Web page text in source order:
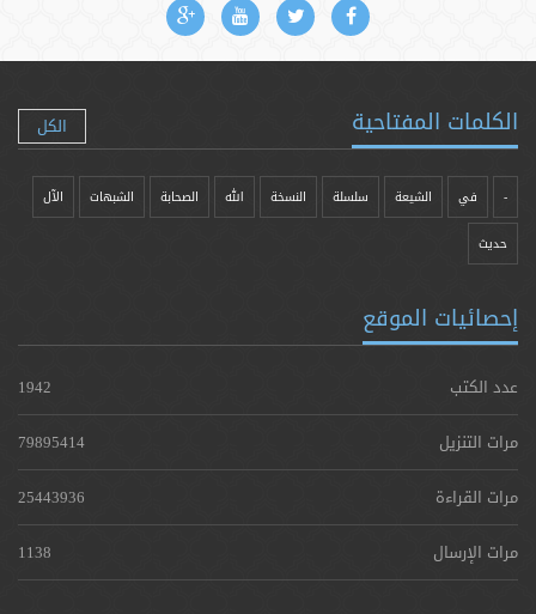
الكلمات المفتاحية الكل
- في الشيعة سلسلة النسخة الله الصحابة الشبهات الآل
حدیث
إحصائيات الموقع
عدد الكتب
1942
مرات التنزيل
79895414
مرات القراءة
25443936
مرات الإرسال
1138